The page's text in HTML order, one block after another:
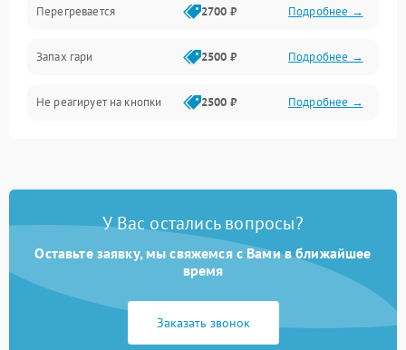
Перегревается 2700 ₽ Подробнее →
Запах гари 2500 ₽ Подробнее →
Не реагирует на кнопки 2500 ₽ Подробнее →
У Вас остались вопросы?
Оставьте заявку, мы свяжемся с Вами в ближайшее
время
Заказать звонок